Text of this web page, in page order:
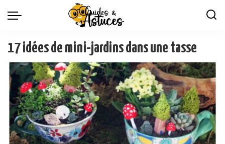
17 idées de mini-jardins dans une tasse